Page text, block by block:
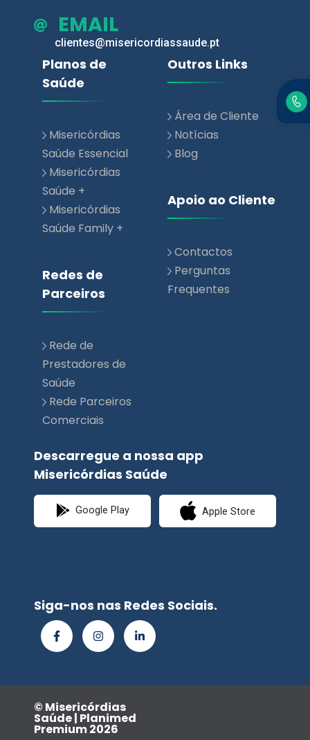
EMAIL
clientes@misericordiassaude.pt
Planos de
Saúde
Misericórdias
Saúde Essencial
Misericórdias
Saúde +
Misericórdias
Saúde Family +
Redes de
Parceiros
Rede de
Prestadores de
Saúde
Rede Parceiros
Comerciais
Outros Links
Área de Cliente
Notícias
Blog
Apoio ao Cliente
Contactos
Perguntas
Frequentes
Descarregue a nossa app
Misericórdias Saúde
Google Play Apple Store
Siga-nos nas Redes Sociais.
© Misericórdias
Saúde | Planimed
Premium 2026